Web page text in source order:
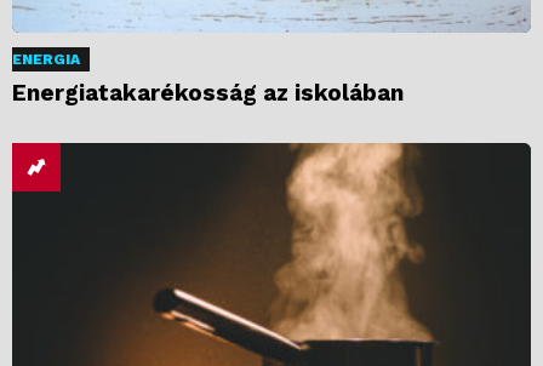
ENERGIA
Energiatakarékosság az iskolában